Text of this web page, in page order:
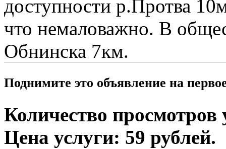
доступности р.Протва
что немаловажно. В
Обнинска 7км.
Поднимите это объявление на
Количество просмотров
Цена услуги: 59 рублей.